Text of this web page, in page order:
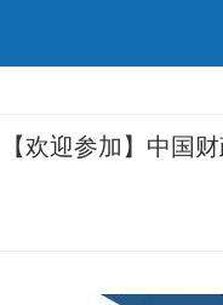
【欢迎参加】中国